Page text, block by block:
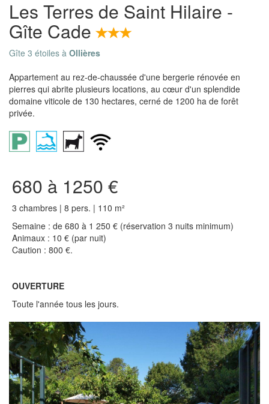
Les Terres de Saint Hilaire -
Gîte Cade
Gîte 3 étoiles à Ollières
Appartement au rez-de-chaussée d'une bergerie rénovée en
pierres qui abrite plusieurs locations, au cœur d'un splendide
domaine viticole de 130 hectares, cerné de 1200 ha de forêt
privée.
680 à 1250 €
3 chambres | 8 pers. | 110 m²
Semaine : de 680 à 1 250 € (réservation 3 nuits minimum)
Animaux : 10 € (par nuit)
Caution : 800 €.
OUVERTURE
Toute l'année tous les jours.